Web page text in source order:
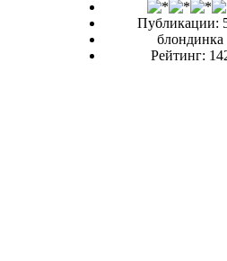
Публикации:
блондинка
Рейтинг: